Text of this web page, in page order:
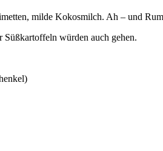
milde Kokosmilch. Ah – und
würden auch gehen.